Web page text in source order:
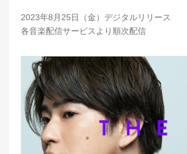
2023年8月25日（金）デジタルリリース
各音楽配信サービスより順次配信